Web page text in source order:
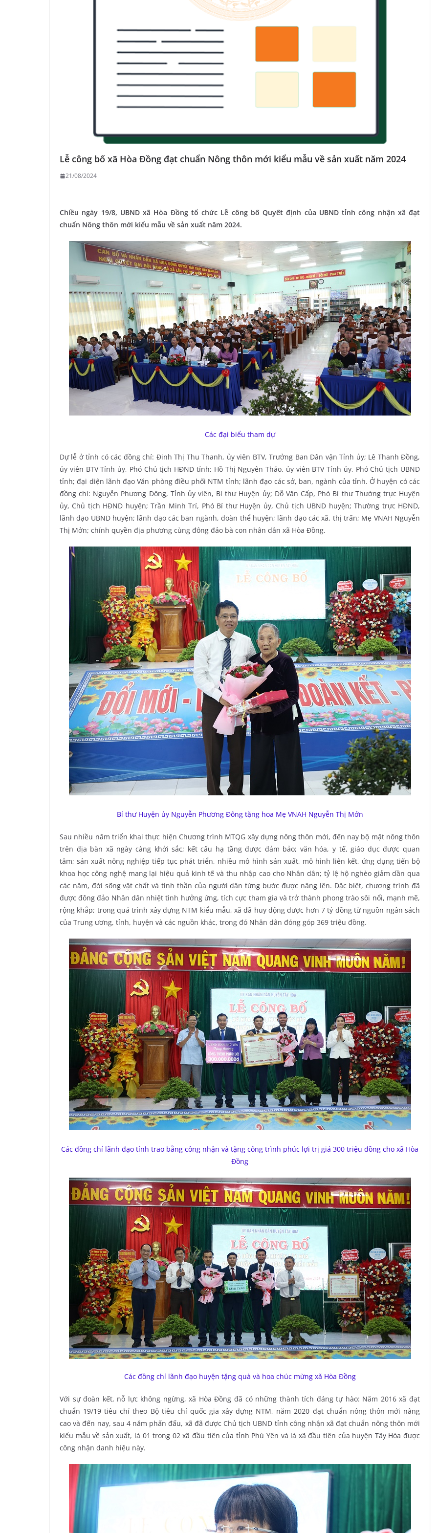
Lễ công bố xã Hòa Đồng đạt chuẩn Nông thôn mới kiểu mẫu về sản xuất năm 2024
21/08/2024
Chiều ngày 19/8, UBND xã Hòa Đồng tổ chức Lễ công bố Quyết định của UBND tỉnh công nhận xã đạt
chuẩn Nông thôn mới kiểu mẫu về sản xuất năm 2024.
Các đại biểu tham dự
Dự lễ ở tỉnh có các đồng chí: Đinh Thị Thu Thanh, ủy viên BTV, Trưởng Ban Dân vận Tỉnh ủy; Lê Thanh Đồng,
ủy viên BTV Tỉnh ủy, Phó Chủ tịch HĐND tỉnh; Hồ Thị Nguyên Thảo, ủy viên BTV Tỉnh ủy, Phó Chủ tịch UBND
tỉnh; đại diện lãnh đạo Văn phòng điều phối NTM tỉnh; lãnh đạo các sở, ban, ngành của tỉnh. Ở huyện có các
đồng chí: Nguyễn Phương Đông, Tỉnh ủy viên, Bí thư Huyện ủy; Đỗ Văn Cấp, Phó Bí thư Thường trực Huyện
ủy, Chủ tịch HĐND huyện; Trần Minh Trí, Phó Bí thư Huyện ủy, Chủ tịch UBND huyện; Thường trực HĐND,
lãnh đạo UBND huyện; lãnh đạo các ban ngành, đoàn thể huyện; lãnh đạo các xã, thị trấn; Mẹ VNAH Nguyễn
Thị Mởn; chính quyền địa phương cùng đông đảo bà con nhân dân xã Hòa Đồng.
Bí thư Huyện ủy Nguyễn Phương Đông tặng hoa Mẹ VNAH Nguyễn Thị Mởn
Sau nhiều năm triển khai thực hiện Chương trình MTQG xây dựng nông thôn mới, đến nay bộ mặt nông thôn
trên địa bàn xã ngày càng khởi sắc; kết cấu hạ tầng được đảm bảo; văn hóa, y tế, giáo dục được quan
tâm; sản xuất nông nghiệp tiếp tục phát triển, nhiều mô hình sản xuất, mô hình liên kết, ứng dụng tiến bộ
khoa học công nghệ mang lại hiệu quả kinh tế và thu nhập cao cho Nhân dân; tỷ lệ hộ nghèo giảm dần qua
các năm, đời sống vật chất và tinh thần của người dân từng bước được nâng lên. Đặc biệt, chương trình đã
được đông đảo Nhân dân nhiệt tình hưởng ứng, tích cực tham gia và trở thành phong trào sôi nổi, mạnh mẽ,
rộng khắp; trong quá trình xây dựng NTM kiểu mẫu, xã đã huy động được hơn 7 tỷ đồng từ nguồn ngân sách
của Trung ương, tỉnh, huyện và các nguồn khác, trong đó Nhân dân đóng góp 369 triệu đồng.
Các đồng chí lãnh đạo tỉnh trao bằng công nhận và tặng công trình phúc lợi trị giá 300 triệu đồng cho xã Hòa
Đồng
Các đồng chí lãnh đạo huyện tặng quà và hoa chúc mừng xã Hòa Đồng
Với sự đoàn kết, nỗ lực không ngừng, xã Hòa Đồng đã có những thành tích đáng tự hào: Năm 2016 xã đạt
chuẩn 19/19 tiêu chí theo Bộ tiêu chí quốc gia xây dựng NTM, năm 2020 đạt chuẩn nông thôn mới nâng
cao và đến nay, sau 4 năm phấn đấu, xã đã được Chủ tịch UBND tỉnh công nhận xã đạt chuẩn nông thôn mới
kiểu mẫu về sản xuất, là 01 trong 02 xã đầu tiên của tỉnh Phú Yên và là xã đầu tiên của huyện Tây Hòa được
công nhận danh hiệu này.